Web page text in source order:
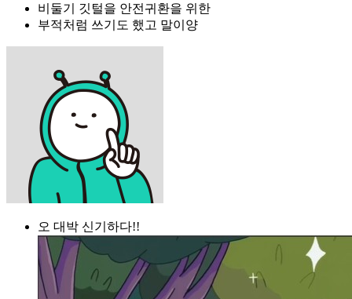
비둘기 깃털을 안전귀환을 위한
부적처럼 쓰기도 했고 말이양
오 대박 신기하다!!